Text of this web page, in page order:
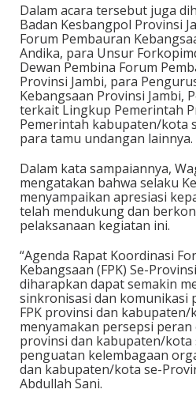
Dalam acara tersebut juga
Badan Kesbangpol Provinsi
Forum Pembauran
Andika, para Unsur
Dewan Pembina Forum
Provinsi Jambi, para
Kebangsaan Provinsi Jambi,
terkait Lingkup Pemerintah
Pemerintah kabupaten/kota
para tamu undangan lainnya.
Dalam kata sampaiannya,
mengatakan bahwa selaku
menyampaikan apresiasi
telah mendukung dan
pelaksanaan kegiatan ini.
“Agenda Rapat Koordinasi
Kebangsaan (FPK) Se-
diharapkan dapat semakin
sinkronisasi dan komunikasi
FPK provinsi dan kabupaten/
menyamakan persepsi peran
provinsi dan kabupaten/
penguatan kelembagaan
dan kabupaten/kota se-
Abdullah Sani.